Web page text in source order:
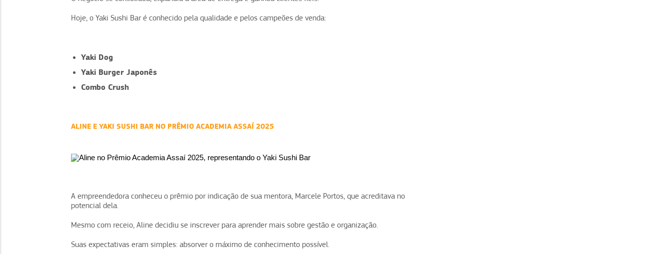
Hoje, o Yaki Sushi Bar é conhecido pela qualidade e pelos campeões de venda:
Yaki Dog
Yaki Burger Japonês
Combo Crush
ALINE E YAKI SUSHI BAR NO PRÊMIO ACADEMIA ASSAÍ 2025
A empreendedora conheceu o prêmio por indicação de sua mentora, Marcele Portos, que acreditava no
potencial dela.
Mesmo com receio, Aline decidiu se inscrever para aprender mais sobre gestão e organização.
Suas expectativas eram simples: absorver o máximo de conhecimento possível.